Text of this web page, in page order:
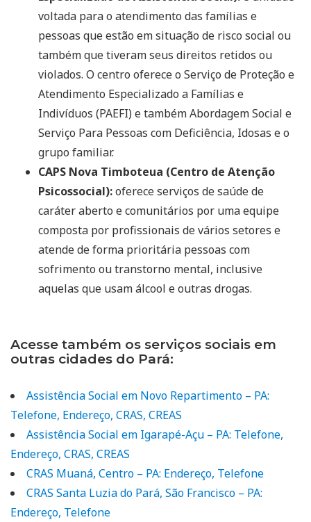
voltada para o atendimento das famílias e
pessoas que estão em situação de risco social ou
também que tiveram seus direitos retidos ou
violados. O centro oferece o Serviço de Proteção e
Atendimento Especializado a Famílias e
Indivíduos (PAEFI) e também Abordagem Social e
Serviço Para Pessoas com Deficiência, Idosas e o
grupo familiar.
CAPS Nova Timboteua (Centro de Atenção
Psicossocial):oferece serviços de saúde de
caráter aberto e comunitários por uma equipe
composta por profissionais de vários setores e
atende de forma prioritária pessoas com
sofrimento ou transtorno mental, inclusive
aquelas que usam álcool e outras drogas.
Acesse também os serviços sociais em
outras cidades do Pará:
Assistência Social em Novo Repartimento – PA:
Telefone, Endereço, CRAS, CREAS
Assistência Social em Igarapé-Açu – PA: Telefone,
Endereço, CRAS, CREAS
CRAS Muaná, Centro – PA: Endereço, Telefone
CRAS Santa Luzia do Pará, São Francisco – PA:
Endereço, Telefone